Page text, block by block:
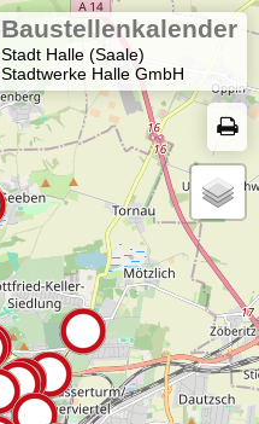
Baustellenkalender
Stadt Halle (Saale)
Stadtwerke Halle GmbH